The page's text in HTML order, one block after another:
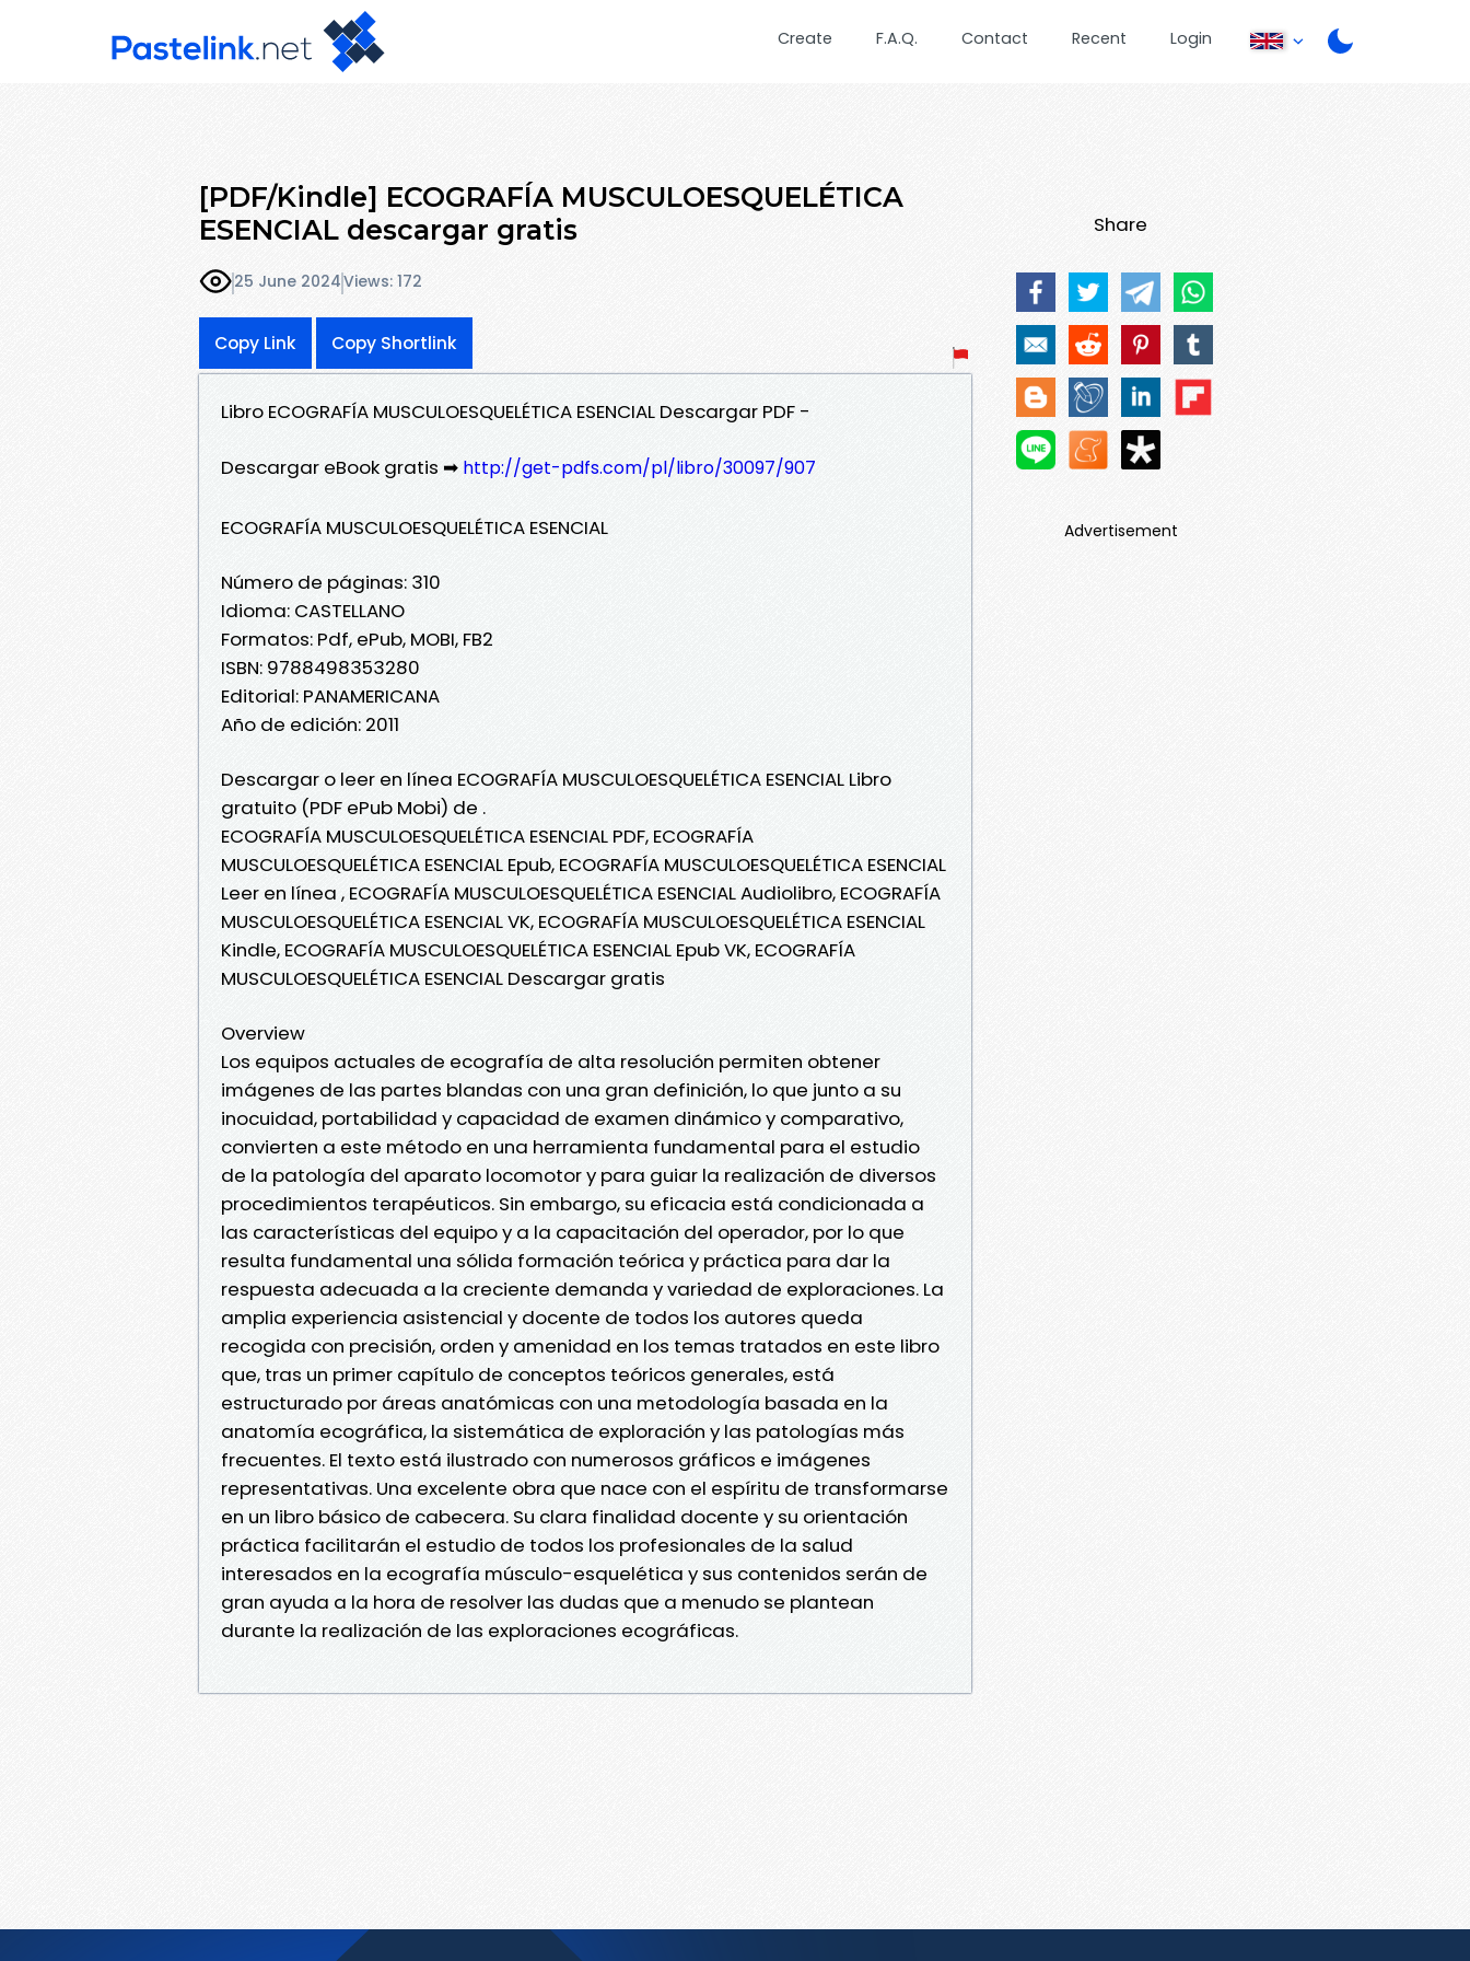
Create F.A.Q. Contact Recent Login
[PDF/Kindle] ECOGRAFÍA MUSCULOESQUELÉTICA
ESENCIAL descargar gratis
25 June 2024Views: 172
Copy Link Copy Shortlink
Libro ECOGRAFÍA MUSCULOESQUELÉTICA ESENCIAL Descargar PDF -
Descargar eBook gratis ➡ http://get-pdfs.com/pl/libro/30097/907
ECOGRAFÍA MUSCULOESQUELÉTICA ESENCIAL
Número de páginas: 310
Idioma: CASTELLANO
Formatos: Pdf, ePub, MOBI, FB2
ISBN: 9788498353280
Editorial: PANAMERICANA
Año de edición: 2011
Descargar o leer en línea ECOGRAFÍA MUSCULOESQUELÉTICA ESENCIAL Libro
gratuito (PDF ePub Mobi) de .
ECOGRAFÍA MUSCULOESQUELÉTICA ESENCIAL PDF, ECOGRAFÍA
MUSCULOESQUELÉTICA ESENCIAL Epub, ECOGRAFÍA MUSCULOESQUELÉTICA ESENCIAL
Leer en línea , ECOGRAFÍA MUSCULOESQUELÉTICA ESENCIAL Audiolibro, ECOGRAFÍA
MUSCULOESQUELÉTICA ESENCIAL VK, ECOGRAFÍA MUSCULOESQUELÉTICA ESENCIAL
Kindle, ECOGRAFÍA MUSCULOESQUELÉTICA ESENCIAL Epub VK, ECOGRAFÍA
MUSCULOESQUELÉTICA ESENCIAL Descargar gratis
Overview
Los equipos actuales de ecografía de alta resolución permiten obtener
imágenes de las partes blandas con una gran definición, lo que junto a su
inocuidad, portabilidad y capacidad de examen dinámico y comparativo,
convierten a este método en una herramienta fundamental para el estudio
de la patología del aparato locomotor y para guiar la realización de diversos
procedimientos terapéuticos. Sin embargo, su eficacia está condicionada a
las características del equipo y a la capacitación del operador, por lo que
resulta fundamental una sólida formación teórica y práctica para dar la
respuesta adecuada a la creciente demanda y variedad de exploraciones. La
amplia experiencia asistencial y docente de todos los autores queda
recogida con precisión, orden y amenidad en los temas tratados en este libro
que, tras un primer capítulo de conceptos teóricos generales, está
estructurado por áreas anatómicas con una metodología basada en la
anatomía ecográfica, la sistemática de exploración y las patologías más
frecuentes. El texto está ilustrado con numerosos gráficos e imágenes
representativas. Una excelente obra que nace con el espíritu de transformarse
en un libro básico de cabecera. Su clara finalidad docente y su orientación
práctica facilitarán el estudio de todos los profesionales de la salud
interesados en la ecografía músculo-esquelética y sus contenidos serán de
gran ayuda a la hora de resolver las dudas que a menudo se plantean
durante la realización de las exploraciones ecográficas.
Share
Advertisement